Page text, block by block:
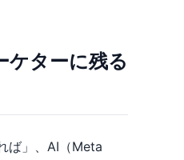
ターに残る
ば」、AI（Meta